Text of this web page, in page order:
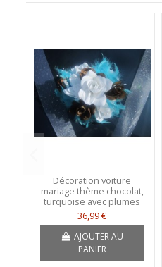
Décoration voiture
mariage thème chocolat,
turquoise avec plumes
36,99 €
AJOUTER AU
PANIER